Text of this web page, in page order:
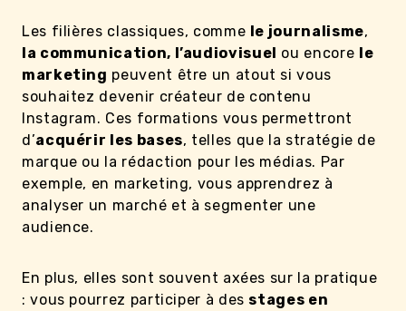
Les filières classiques, comme le journalisme,
la communication, l’audiovisuel ou encore le
marketing peuvent être un atout si vous
souhaitez devenir créateur de contenu
Instagram. Ces formations vous permettront
d’acquérir les bases, telles que la stratégie de
marque ou la rédaction pour les médias. Par
exemple, en marketing, vous apprendrez à
analyser un marché et à segmenter une
audience.
En plus, elles sont souvent axées sur la pratique
: vous pourrez participer à des stages en